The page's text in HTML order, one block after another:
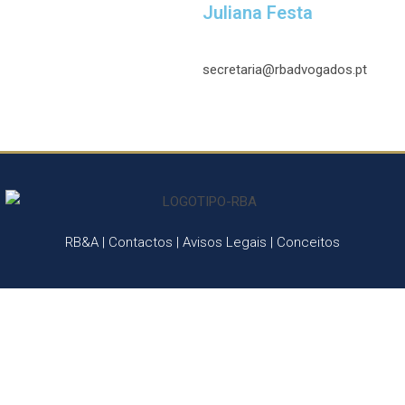
Juliana Festa
secretaria@rbadvogados.pt
RB&A | Contactos | Avisos Legais | Conceitos